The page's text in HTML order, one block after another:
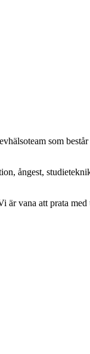
som
ångest,
vana att prata